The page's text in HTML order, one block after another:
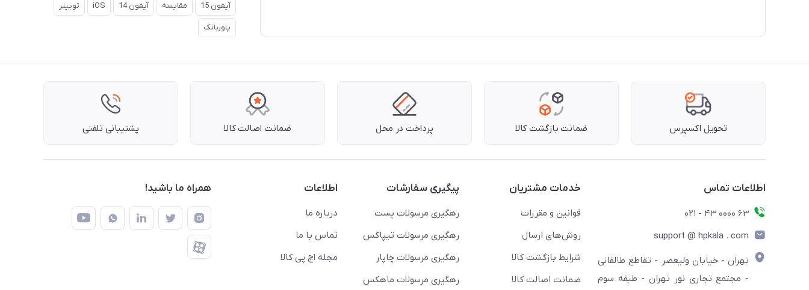
آیفون 15 مقایسه آیفون 14 iOS توییتر
پاوربانک
تحویل اکسپرس ضمانت بازگشت کالا پرداخت در محل ضمانت اصالت کالا پشتیبانی تلفنی
اطلاعات تماس
63 0000 43 - 021
support @ hpkala . com
تهران - خیابان ولیعصر - تقاطع طالقانی
- مجتمع تجاری نور تهران - طبقه سوم
خدمات مشتریان
قوانین و مقررات
روش‌های ارسال
شرایط بازگشت کالا
ضمانت اصالت کالا
پیگیری سفارشات
رهگیری مرسولات پست
رهگیری مرسولات تیپاکس
رهگیری مرسولات چاپار
رهگیری مرسولات ماهکس
اطلاعات
درباره ما
تماس با ما
مجله اچ پی کالا
همراه ما باشید!